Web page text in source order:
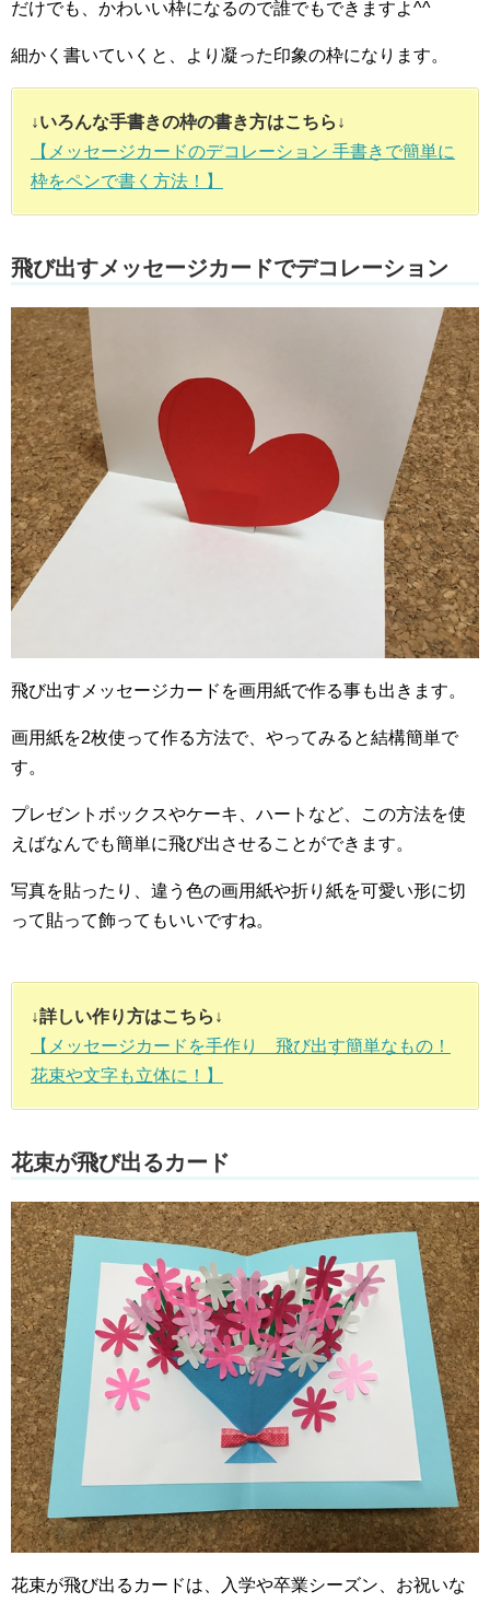
だけでも、かわいい枠になるので誰でもできますよ^^
細かく書いていくと、より凝った印象の枠になります。
↓いろんな手書きの枠の書き方はこちら↓
【メッセージカードのデコレーション 手書きで簡単に
枠をペンで書く方法！】
飛び出すメッセージカードでデコレーション
飛び出すメッセージカードを画用紙で作る事も出きます。
画用紙を2枚使って作る方法で、やってみると結構簡単で
す。
プレゼントボックスやケーキ、ハートなど、この方法を使
えばなんでも簡単に飛び出させることができます。
写真を貼ったり、違う色の画用紙や折り紙を可愛い形に切
って貼って飾ってもいいですね。
↓詳しい作り方はこちら↓
【メッセージカードを手作り 飛び出す簡単なもの！
花束や文字も立体に！】
花束が飛び出るカード
花束が飛び出るカードは、入学や卒業シーズン、お祝いな